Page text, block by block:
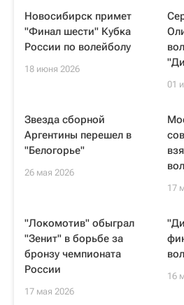
Новосибирск примет
"Финал шести" Кубка
России по волейболу
18 июня 2026
01
Звезда сборной
Аргентины перешел в
"Белогорье"
26 мая 2026
17
"Локомотив" обыграл
"Зенит" в борьбе за
бронзу чемпионата
России
17 мая 2026
16